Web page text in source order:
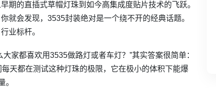
期的直插式草帽灯珠到如今高集成度贴片技术的飞跃。
就会发现，3535封装绝对是一个绕不开的经典话题。
业标杆。
家都喜欢用3535做路灯或者车灯？”其实答案很简单：
天都在测试这种灯珠的极限，它在极小的体积下能爆
。